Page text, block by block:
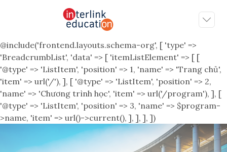
@include('frontend.layouts.schema-org', [ 'type' =>
'BreadcrumbList', 'data' => [ 'itemListElement' => [ [
'@type' => 'ListItem', 'position' => 1, 'name' => 'Trang chủ',
'item' => url('/'), ], [ '@type' => 'ListItem', 'position' => 2,
'name' => 'Chương trình học', 'item' => url('/program'), ], [
'@type' => 'ListItem', 'position' => 3, 'name' => $program-
>name, 'item' => url()->current(), ], ], ], ])